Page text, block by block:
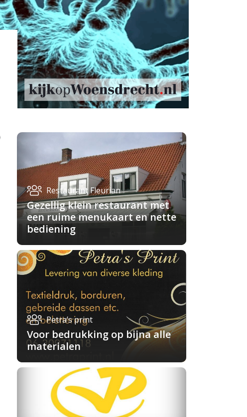
Restaurant Fleurian
Gezellig klein restaurant met
een ruime menukaart en nette
bediening
Petra’s print
Voor bedrukking op bijna alle
materialen